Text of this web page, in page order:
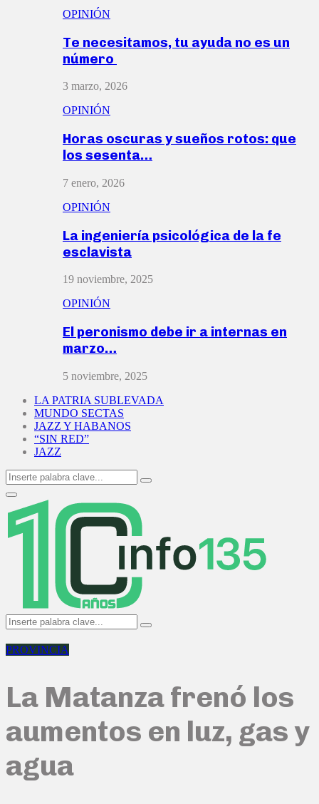
OPINIÓN
Te necesitamos, tu ayuda no es un
número
3 marzo, 2026
OPINIÓN
Horas oscuras y sueños rotos: que
los sesenta…
7 enero, 2026
OPINIÓN
La ingeniería psicológica de la fe
esclavista
19 noviembre, 2025
OPINIÓN
El peronismo debe ir a internas en
marzo…
5 noviembre, 2025
LA PATRIA SUBLEVADA
MUNDO SECTAS
JAZZ Y HABANOS
“SIN RED”
JAZZ
Search
for:
Search
Primary
Menu
Search
for:
Search
PROVINCIA
La Matanza frenó los
aumentos en luz, gas y
agua